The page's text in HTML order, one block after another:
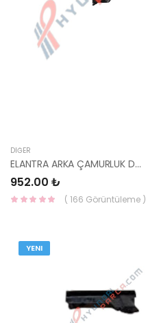
DIĞER
ELANTRA ARKA ÇAMURLUK DAVLUMBAZI SAĞ 2016- 86822-F2000-HMC
952.00 ₺
( 166 Görüntüleme )
YENI